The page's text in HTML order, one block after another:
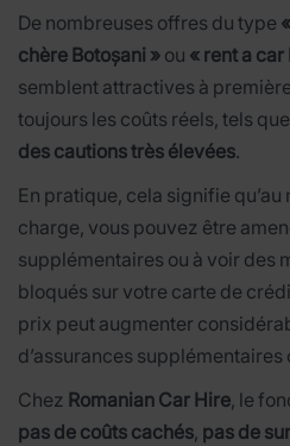
De nombreuses offres du type
chère Botoșani » ou « rent a
semblent attractives à
toujours les coûts réels, tels que
des cautions très élevées.
En pratique, cela signifie qu’au
charge, vous pouvez être
supplémentaires ou à voir des
bloqués sur votre carte de
prix peut augmenter
d’assurances
Chez Romanian Car Hire, le
pas de coûts cachés, pas de